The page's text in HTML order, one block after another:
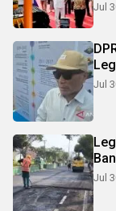
Jul
Jul
Legislator :
Jul